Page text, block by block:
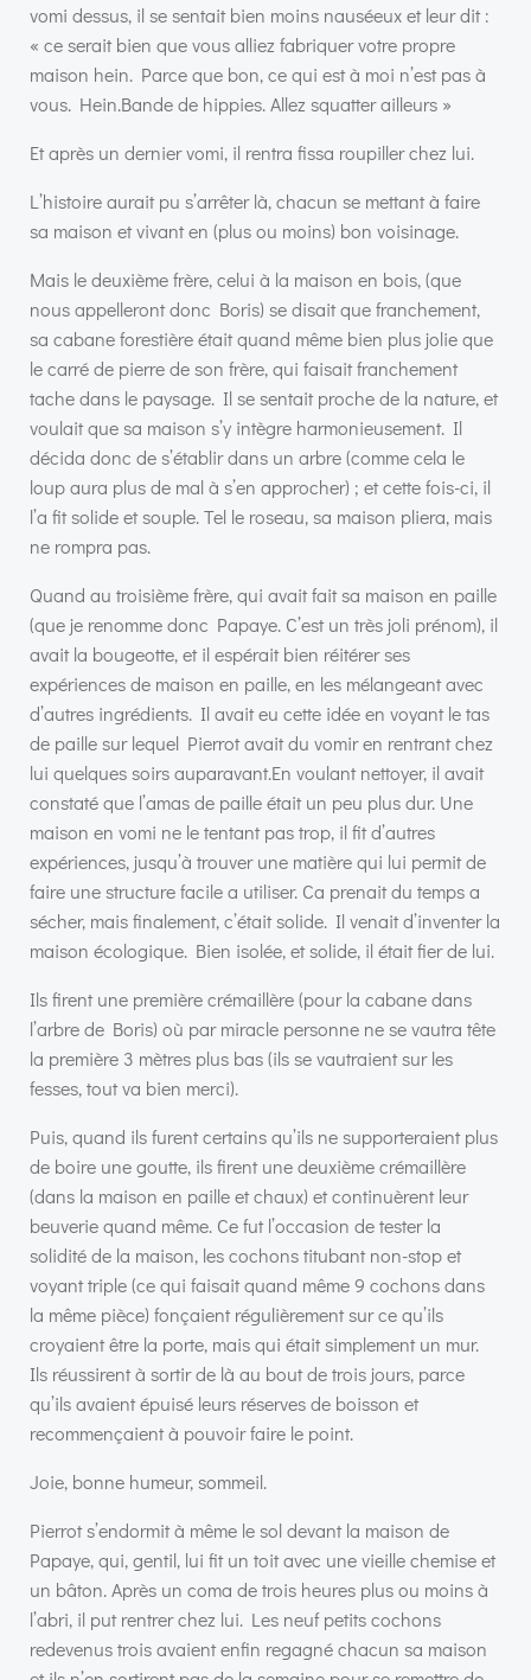
vomi dessus, il se sentait bien moins nauséeux et leur dit :
« ce serait bien que vous alliez fabriquer votre propre
maison hein. Parce que bon, ce qui est à moi n’est pas à
vous. Hein.Bande de hippies. Allez squatter ailleurs »
Et après un dernier vomi, il rentra fissa roupiller chez lui.
L’histoire aurait pu s’arrêter là, chacun se mettant à faire
sa maison et vivant en (plus ou moins) bon voisinage.
Mais le deuxième frère, celui à la maison en bois, (que
nous appelleront donc Boris) se disait que franchement,
sa cabane forestière était quand même bien plus jolie que
le carré de pierre de son frère, qui faisait franchement
tache dans le paysage. Il se sentait proche de la nature, et
voulait que sa maison s’y intègre harmonieusement. Il
décida donc de s’établir dans un arbre (comme cela le
loup aura plus de mal à s’en approcher) ; et cette fois-ci, il
l’a fit solide et souple. Tel le roseau, sa maison pliera, mais
ne rompra pas.
Quand au troisième frère, qui avait fait sa maison en paille
(que je renomme donc Papaye. C’est un très joli prénom), il
avait la bougeotte, et il espérait bien réitérer ses
expériences de maison en paille, en les mélangeant avec
d’autres ingrédients. Il avait eu cette idée en voyant le tas
de paille sur lequel Pierrot avait du vomir en rentrant chez
lui quelques soirs auparavant.En voulant nettoyer, il avait
constaté que l’amas de paille était un peu plus dur. Une
maison en vomi ne le tentant pas trop, il fit d’autres
expériences, jusqu’à trouver une matière qui lui permit de
faire une structure facile a utiliser. Ca prenait du temps a
sécher, mais finalement, c’était solide. Il venait d’inventer la
maison écologique. Bien isolée, et solide, il était fier de lui.
Ils firent une première crémaillère (pour la cabane dans
l’arbre de Boris) où par miracle personne ne se vautra tête
la première 3 mètres plus bas (ils se vautraient sur les
fesses, tout va bien merci).
Puis, quand ils furent certains qu’ils ne supporteraient plus
de boire une goutte, ils firent une deuxième crémaillère
(dans la maison en paille et chaux) et continuèrent leur
beuverie quand même. Ce fut l’occasion de tester la
solidité de la maison, les cochons titubant non-stop et
voyant triple (ce qui faisait quand même 9 cochons dans
la même pièce) fonçaient régulièrement sur ce qu’ils
croyaient être la porte, mais qui était simplement un mur.
Ils réussirent à sortir de là au bout de trois jours, parce
qu’ils avaient épuisé leurs réserves de boisson et
recommençaient à pouvoir faire le point.
Joie, bonne humeur, sommeil.
Pierrot s’endormit à même le sol devant la maison de
Papaye, qui, gentil, lui fit un toit avec une vieille chemise et
un bâton. Après un coma de trois heures plus ou moins à
l’abri, il put rentrer chez lui. Les neuf petits cochons
redevenus trois avaient enfin regagné chacun sa maison